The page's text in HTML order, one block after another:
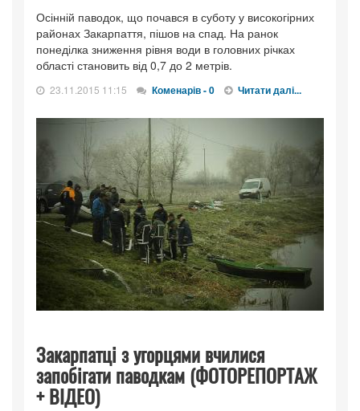
Осінній паводок, що почався в суботу у високогірних
районах Закарпаття, пішов на спад. На ранок
понеділка зниження рівня води в головних річках
області становить від 0,7 до 2 метрів.
23.11.2015 11:15 Коменарів - 0 Читати далі...
Закарпатці з угорцями вчилися
запобігати паводкам (ФОТОРЕПОРТАЖ
+ ВІДЕО)